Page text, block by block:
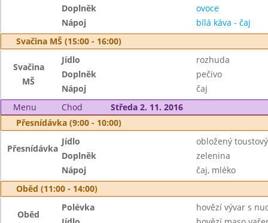
Doplněk
ovoce
Nápoj
bílá káva - čaj
Svačina MŠ (15:00 - 16:00)
Svačina
MŠ
Jídlo
rozhuda
Doplněk
pečivo
Nápoj
čaj
Menu
Chod
Středa 2. 11. 2016
Přesnídávka (9:00 - 10:00)
Přesnídávka
Jídlo
obložený
Doplněk
zelenina
Nápoj
čaj, mléko
Oběd (11:00 - 14:00)
Oběd
Polévka
hovězí vývar s